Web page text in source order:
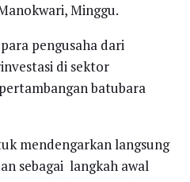
Minggu.
pengusaha dari
di sektor
batubara
mendengarkan langsung
sebagai langkah awal